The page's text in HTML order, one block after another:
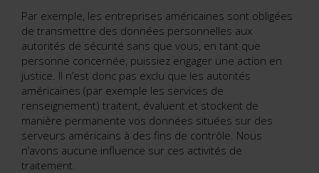
Par exemple, les entreprises américaines sont obligées
de transmettre des données personnelles aux
autorités de sécurité sans que vous, en tant que
personne concernée, puissiez engager une action en
justice. Il n’est donc pas exclu que les autorités
américaines (par exemple les services de
renseignement) traitent, évaluent et stockent de
manière permanente vos données situées sur des
serveurs américains à des fins de contrôle. Nous
n’avons aucune influence sur ces activités de
traitement.